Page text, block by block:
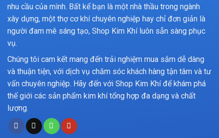
nhu cầu của mình. Bất kể bạn là một nhà thầu trong ngành
xây dựng, một thợ cơ khí chuyên nghiệp hay chỉ đơn giản là
người đam mê sáng tạo, Shop Kim Khí luôn sẵn sàng phục
vụ.
Chúng tôi cam kết mang đến trải nghiệm mua sắm dễ dàng
và thuận tiện, với dịch vụ chăm sóc khách hàng tận tâm và tư
vấn chuyên nghiệp. Hãy đến với Shop Kim Khí để khám phá
thế giới các sản phẩm kim khí tổng hợp đa dạng và chất
lượng.